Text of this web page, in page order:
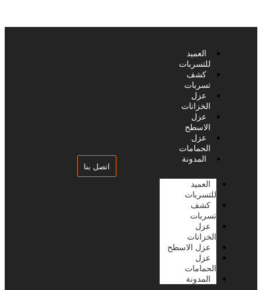
العميد
للتسربات
كشف
تسربات
عزل
الخزانات
عزل
الاسطح
عزل
الحمامات
المدونة
العميد
للتسربات
كشف
تسربات
عزل
الخزانات
عزل الاسطح
عزل
الحمامات
المدونة
اتصل بنا